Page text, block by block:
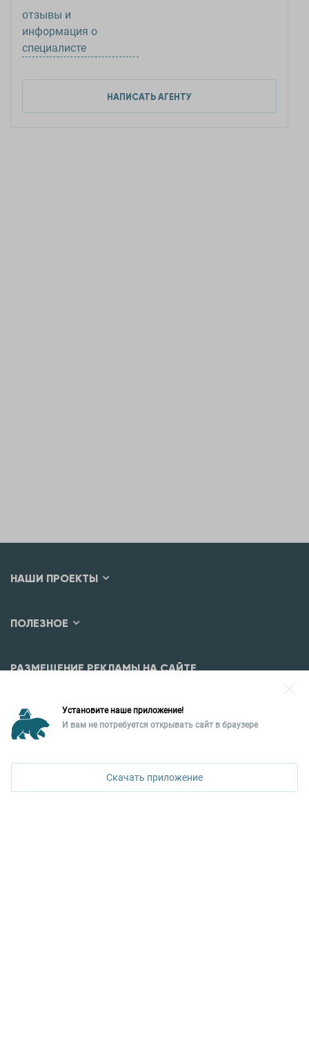
отзывы и
информация о
специалисте
НАПИСАТЬ АГЕНТУ
НАШИ ПРОЕКТЫ
ПОЛЕЗНОЕ
РАЗМЕЩЕНИЕ РЕКЛАМЫ НА САЙТЕ
Уральская палата недвижимости
ул. Горького, 65, 0 подъезд, 3 этаж
Установите наше приложение!
И вам не потребуется открывать сайт в браузере
Скачать приложение